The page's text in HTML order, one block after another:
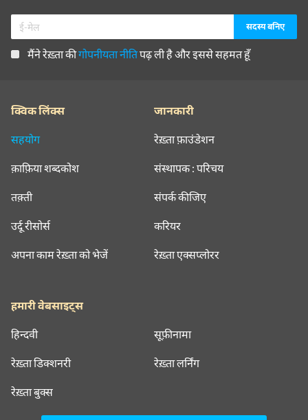
मैंने रेख़्ता कीगोपनीयता नीतिपढ़ ली है और इससे सहमत हूँ
क्विक लिंक्स
सहयोग
क़ाफ़िया शब्दकोश
तक़्ती
उर्दू रीसोर्स
अपना काम रेख़्ता को भेजें
जानकारी
रेख़्ता फ़ाउंडेशन
संस्थापक : परिचय
संपर्क कीजिए
करियर
रेख़्ता एक्सप्लोरर
हमारी वेबसाइट्स
हिन्दवी सूफ़ीनामा
रेख़्ता डिक्शनरी रेख़्ता लर्निंग
रेख़्ता बुक्स